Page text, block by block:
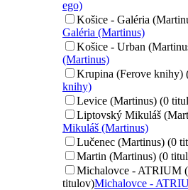
ego)
Košice - Galéria
Galéria (Martinus)
Košice - Urban
(Martinus)
Krupina (Ferove knihy)
knihy)
Levice (Martinus) (0
Liptovský Mikuláš
Mikuláš (Martinus)
Lučenec (Martinus) (0
Martin (Martinus) (0
Michalovce - ATRIUM
titulov)Michalovce -